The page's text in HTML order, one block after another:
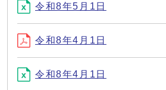
令和8年5月1日
令和8年4月1日
令和8年4月1日